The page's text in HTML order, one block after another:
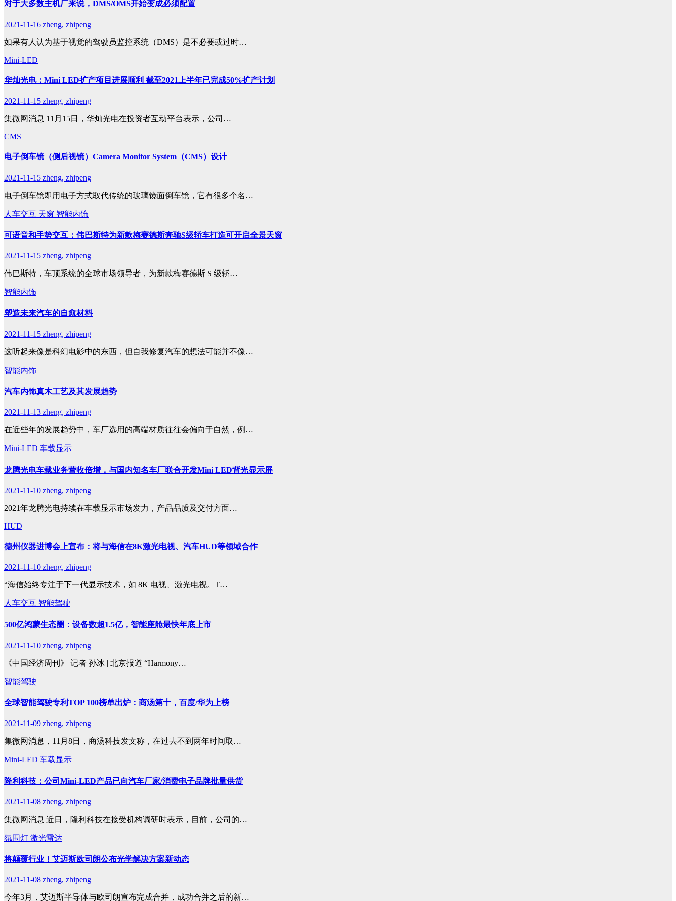
对于大多数主机厂来说，DMS/OMS开始变成必须配置
2021-11-16 zheng, zhipeng
如果有人认为基于视觉的驾驶员监控系统（DMS）是不必要或过时…
Mini-LED
华灿光电：Mini LED扩产项目进展顺利 截至2021上半年已完成50%扩产计划
2021-11-15 zheng, zhipeng
集微网消息 11月15日，华灿光电在投资者互动平台表示，公司…
CMS
电子倒车镜（侧后视镜）Camera Monitor System（CMS）设计
2021-11-15 zheng, zhipeng
电子倒车镜即用电子方式取代传统的玻璃镜面倒车镜，它有很多个名…
人车交互 天窗 智能内饰
可语音和手势交互：伟巴斯特为新款梅赛德斯奔驰S级轿车打造可开启全景天窗
2021-11-15 zheng, zhipeng
伟巴斯特，车顶系统的全球市场领导者，为新款梅赛德斯 S 级轿…
智能内饰
塑造未来汽车的自愈材料
2021-11-15 zheng, zhipeng
这听起来像是科幻电影中的东西，但自我修复汽车的想法可能并不像…
智能内饰
汽车内饰真木工艺及其发展趋势
2021-11-13 zheng, zhipeng
在近些年的发展趋势中，车厂选用的高端材质往往会偏向于自然，例…
Mini-LED 车载显示
龙腾光电车载业务营收倍增，与国内知名车厂联合开发Mini LED背光显示屏
2021-11-10 zheng, zhipeng
2021年龙腾光电持续在车载显示市场发力，产品品质及交付方面…
HUD
德州仪器进博会上宣布：将与海信在8K激光电视、汽车HUD等领域合作
2021-11-10 zheng, zhipeng
“海信始终专注于下一代显示技术，如 8K 电视、激光电视。T…
人车交互 智能驾驶
500亿鸿蒙生态圈：设备数超1.5亿，智能座舱最快年底上市
2021-11-10 zheng, zhipeng
《中国经济周刊》 记者 孙冰 | 北京报道 “Harmony…
智能驾驶
全球智能驾驶专利TOP 100榜单出炉：商汤第十，百度/华为上榜
2021-11-09 zheng, zhipeng
集微网消息，11月8日，商汤科技发文称，在过去不到两年时间取…
Mini-LED 车载显示
隆利科技：公司Mini-LED产品已向汽车厂家/消费电子品牌批量供货
2021-11-08 zheng, zhipeng
集微网消息 近日，隆利科技在接受机构调研时表示，目前，公司的…
氛围灯 激光雷达
将颠覆行业！艾迈斯欧司朗公布光学解决方案新动态
2021-11-08 zheng, zhipeng
今年3月，艾迈斯半导体与欧司朗宣布完成合并，成功合并之后的新…